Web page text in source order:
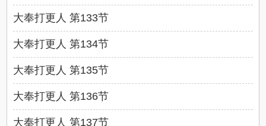
大奉打更人 第133节
大奉打更人 第134节
大奉打更人 第135节
大奉打更人 第136节
大奉打更人 第137节